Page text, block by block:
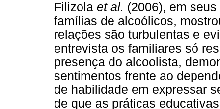
Filizola et al. (2006), em
famílias de alcoólicos,
relações são turbulentas e
entrevista os familiares só
presença do alcoolista,
sentimentos frente ao
de habilidade em expressar
de que as práticas